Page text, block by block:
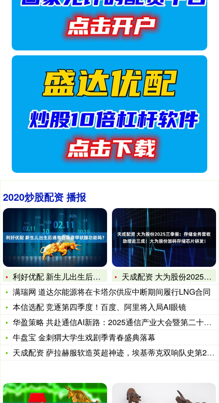
2020炒股配资 播报
利好优配 新生儿出生后通常会筛查甲状腺功能吗？
天成配资 大为股份2025三季报：存储业务营收劲增近三成！大
满瑞网 道达尔能源将在卡塔尔供应中断期间履行LNG合同
本信选配 竞逐第四季度！百度、阿里将入局AI眼镜
华盈策略 共赴通信AI新路：2025通信产业大会暨第二十届通
牛盘宝 金刺猬大学生戏剧季青春盛典落幕
天成配资 萨拉赫服软造英超神迹，埃基蒂克双响队史第2人，利物